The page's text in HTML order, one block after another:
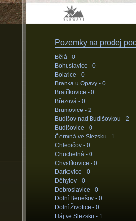
Pozemky na prodej
Bělá - 0
Bohuslavice - 0
Bolatice - 0
Branka u Opavy - 0
Bratříkovice - 0
Březová - 0
Brumovice - 2
Budišov nad Budišovkou - 2
Budišovice - 0
Čermná ve Slezsku - 1
Chlebičov - 0
Chuchelná - 0
Chvalíkovice - 0
Darkovice - 0
Děhylov - 0
Dobroslavice - 0
Dolní Benešov - 0
Dolní Životice - 0
Háj ve Slezsku - 1